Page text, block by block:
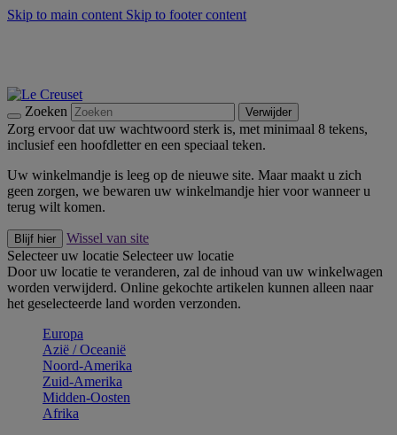
Skip to main content Skip to footer content
Zoeken Verwijder
Zorg ervoor dat uw wachtwoord sterk is, met minimaal 8 tekens,
inclusief een hoofdletter en een speciaal teken.
Uw winkelmandje is leeg op de nieuwe site. Maar maakt u zich
geen zorgen, we bewaren uw winkelmandje hier voor wanneer u
terug wilt komen.
Blijf hier
Wissel van site
Selecteer uw locatie Selecteer uw locatie
Door uw locatie te veranderen, zal de inhoud van uw winkelwagen
worden verwijderd. Online gekochte artikelen kunnen alleen naar
het geselecteerde land worden verzonden.
Europa
Aziё / Oceaniё
Noord-Amerika
Zuid-Amerika
Midden-Oosten
Afrika